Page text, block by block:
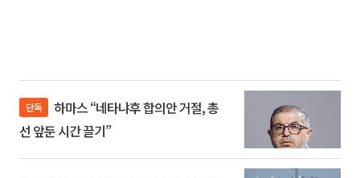
단독
선 앞둔 시간 끌기”